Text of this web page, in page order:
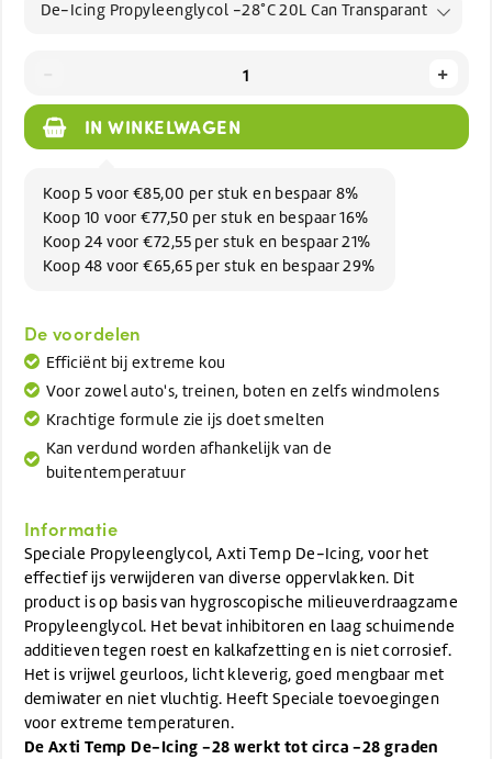
De-Icing Propyleenglycol -28°C 20L Can Transparant
+
IN WINKELWAGEN
Koop 5 voor €85,00 per stuk en bespaar 8%
Koop 10 voor €77,50 per stuk en bespaar 16%
Koop 24 voor €72,55 per stuk en bespaar 21%
Koop 48 voor €65,65 per stuk en bespaar 29%
De voordelen
Efficiënt bij extreme kou
Voor zowel auto's, treinen, boten en zelfs windmolens
Krachtige formule zie ijs doet smelten
Kan verdund worden afhankelijk van de
buitentemperatuur
Informatie
Speciale Propyleenglycol, Axti Temp De-Icing, voor het
effectief ijs verwijderen van diverse oppervlakken. Dit
product is op basis van hygroscopische milieuverdraagzame
Propyleenglycol. Het bevat inhibitoren en laag schuimende
additieven tegen roest en kalkafzetting en is niet corrosief.
Het is vrijwel geurloos, licht kleverig, goed mengbaar met
demiwater en niet vluchtig. Heeft Speciale toevoegingen
voor extreme temperaturen.
De Axti Temp De-Icing -28 werkt tot circa -28 graden